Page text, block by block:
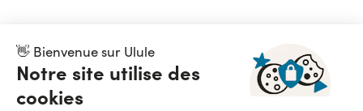
👋 Bienvenue sur Ulule
Notre site utilise des
cookies